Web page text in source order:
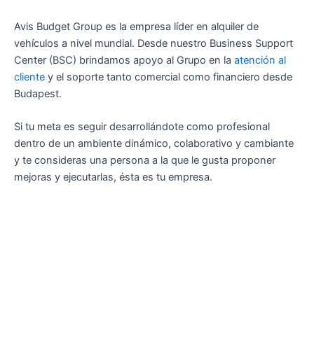
Avis Budget Group es la empresa líder en alquiler de
vehículos a nivel mundial. Desde nuestro Business Support
Center (BSC) brindamos apoyo al Grupo en la atención al
cliente y el soporte tanto comercial como financiero desde
Budapest.
Si tu meta es seguir desarrollándote como profesional
dentro de un ambiente dinámico, colaborativo y cambiante
y te consideras una persona a la que le gusta proponer
mejoras y ejecutarlas, ésta es tu empresa.